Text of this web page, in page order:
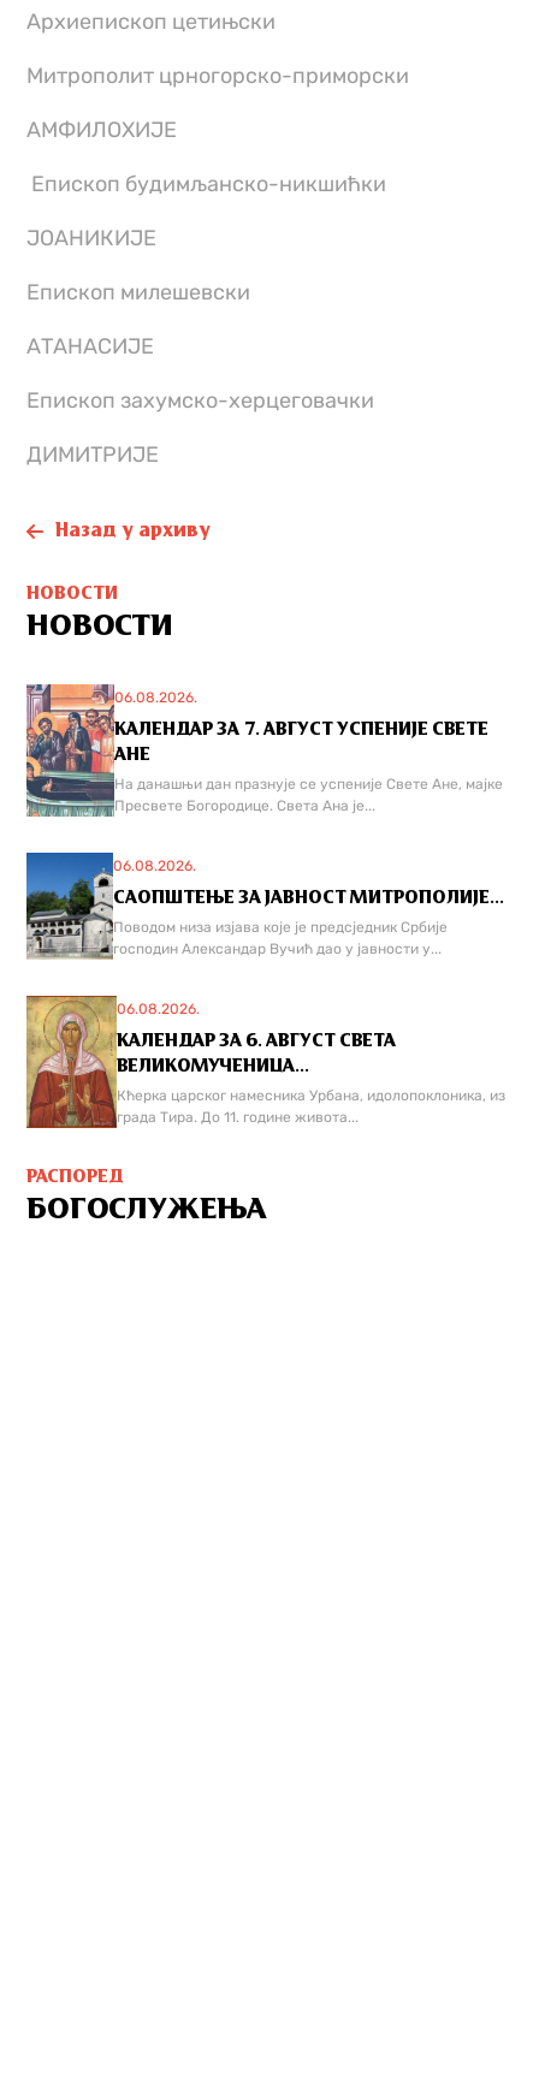
Архиепископ цетињски
Митрополит црногорско-приморски
АМФИЛОХИЈЕ
Епископ будимљанско-никшићки
ЈОАНИКИЈЕ
Епископ милешевски
АТАНАСИЈЕ
Епископ захумско-херцеговачки
ДИМИТРИЈЕ
Назад у архиву
НОВОСТИ
НОВОСТИ
06.08.2026.
КАЛЕНДАР ЗА 7. АВГУСТ УСПЕНИЈЕ СВЕТЕ
АНЕ
На данашњи дан празнује се успеније Свете Ане, мајке
Пресвете Богородице. Света Ана је...
06.08.2026.
САОПШТЕЊЕ ЗА ЈАВНОСТ МИТРОПОЛИЈЕ...
Поводом низа изјава које је предсједник Србије
господин Александар Вучић дао у јавности у...
06.08.2026.
КАЛЕНДАР ЗА 6. АВГУСТ СВЕТА
ВЕЛИКОМУЧЕНИЦА...
Кћерка царског намесника Урбана, идолопоклоника, из
града Тира. До 11. године живота...
РАСПОРЕД
БОГОСЛУЖЕЊА